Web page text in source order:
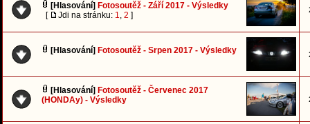
[Hlasování] Fotosoutěž - Září 2017 - Výsledky
[
Jdi na stránku: 1, 2 ]
[Hlasování] Fotosoutěž - Srpen 2017 - Výsledky
[Hlasování] Fotosoutěž - Červenec 2017
(HONDAy) - Výsledky